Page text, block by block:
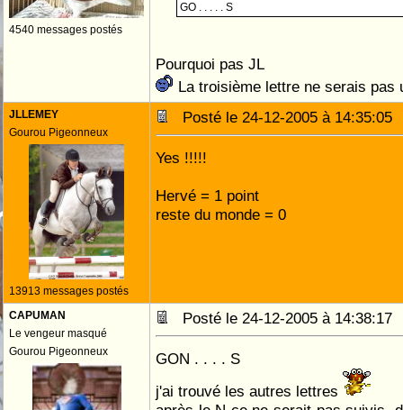
4540 messages postés
GO . . . . . S
Pourquoi pas JL
La troisième lettre ne serais pas
JLLEMEY
Gourou Pigeonneux
13913 messages postés
Posté le 24-12-2005 à
Yes !!!!!
Hervé = 1 point
reste du monde = 0
CAPUMAN
Le vengeur masqué
Gourou Pigeonneux
Posté le 24-12-2005 à
GON . . . . S
j'ai trouvé les autres lettres